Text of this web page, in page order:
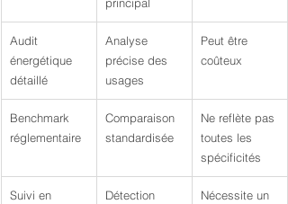
Audit
énergétique
détaillé
Analyse
précise des
usages
Peut être
coûteux
Benchmark
réglementaire
Comparaison
standardisée
Ne reflète pas
toutes les
spécificités
Suivi en
Détection
Nécessite un